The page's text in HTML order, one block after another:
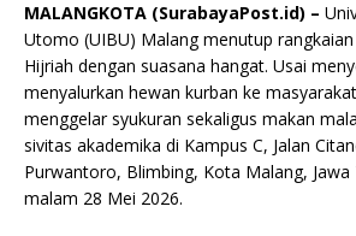
MALANGKOTA (SurabayaPost.id) –
Utomo (UIBU) Malang menutup
Hijriah dengan suasana hangat. Usai
menyalurkan hewan kurban ke
menggelar syukuran sekaligus makan
sivitas akademika di Kampus C, Jalan
Purwantoro, Blimbing, Kota Malang, Jawa
malam 28 Mei 2026.